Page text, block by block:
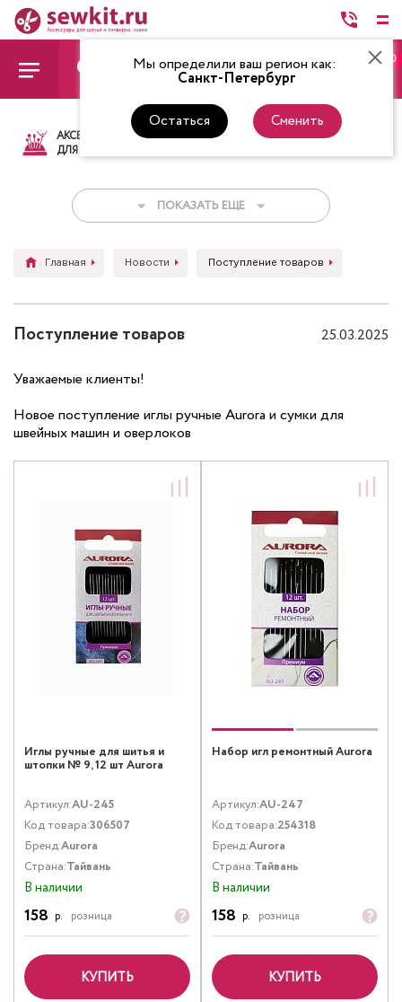
Мы определили ваш регион как:
Санкт-Петербург
Остаться Сменить
0
АКСЕССУАРЫ
ДЛЯ ШИТЬЯ
ТКАНИ НИТКИ
ПОКАЗАТЬ ЕЩЕ
Главная Новости Поступление товаров
Поступление товаров 25.03.2025
Уважаемые клиенты!
Новое поступление иглы ручные Aurora и сумки для
швейных машин и оверлоков
Иглы ручные для шитья и
штопки № 9, 12 шт Aurora
Артикул:AU-245
Код товара:306507
Бренд:Aurora
Страна:Тайвань
В наличии
158 р. розница
КУПИТЬ
Набор игл ремонтный Aurora
Артикул:AU-247
Код товара:254318
Бренд:Aurora
Страна:Тайвань
В наличии
158 р. розница
КУПИТЬ